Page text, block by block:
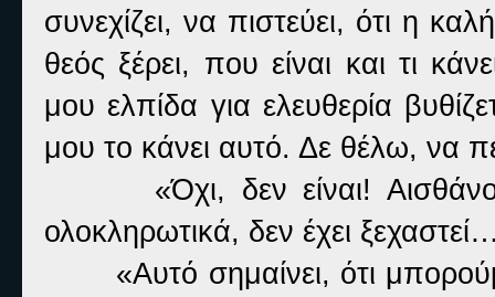
συνεχίζει, να πιστεύει, ότι η
θεός ξέρει, που είναι και τι
μου ελπίδα για ελευθερία
μου το κάνει αυτό. Δε θέλω, να
«Όχι, δεν είναι!
ολοκληρωτικά, δεν έχει
«Αυτό σημαίνει, ότι